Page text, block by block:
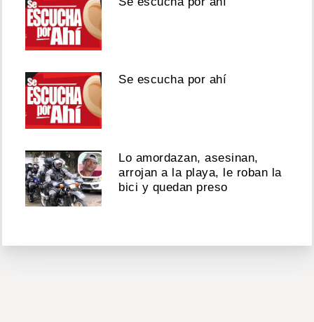
Se escucha por ahí
Lo amordazan, asesinan,
arrojan a la playa, le roban la
bici y quedan preso